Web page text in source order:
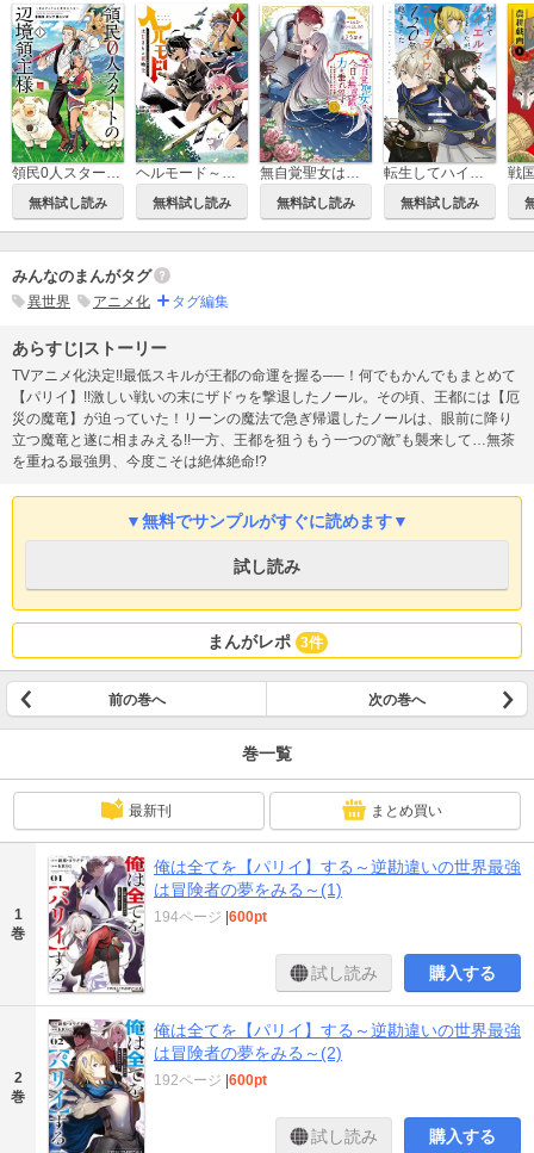
領民0人スタートの辺境領主様～青のディアスと蒼角の乙女～
無料試し読み
ヘルモード～やり込み好きのゲーマーは廃設定の異世界で無双する～ はじまりの召喚士
無料試し読み
無自覚聖女は今日も無意識に力を垂れ流す ～公爵家の落ちこぼれ令嬢、嫁ぎ先で幸せを掴み取る～
無料試し読み
転生してハイエルフになりましたが、スローライフは120年で飽きました -Highelf with a long life-
無料試し読み
戦
みんなのまんがタグ
異世界 アニメ化 タグ編集
あらすじ|ストーリー
TVアニメ化決定!!最低スキルが王都の命運を握る──！何でもかんでもまとめて
【パリイ】!!激しい戦いの末にザドゥを撃退したノール。その頃、王都には【厄
災の魔竜】が迫っていた！リーンの魔法で急ぎ帰還したノールは、眼前に降り
立つ魔竜と遂に相まみえる!!一方、王都を狙うもう一つの“敵”も襲来して…無茶
を重ねる最強男、今度こそは絶体絶命!?
▼無料でサンプルがすぐに読めます▼
試し読み
まんがレポ 3件
前の巻へ 次の巻へ
巻一覧
最新刊 まとめ買い
1
巻
俺は全てを【パリイ】する～逆勘違いの世界最強
は冒険者の夢をみる～(1)
194ページ 600pt
試し読み 購入する
2
巻
俺は全てを【パリイ】する～逆勘違いの世界最強
は冒険者の夢をみる～(2)
192ページ 600pt
試し読み 購入する